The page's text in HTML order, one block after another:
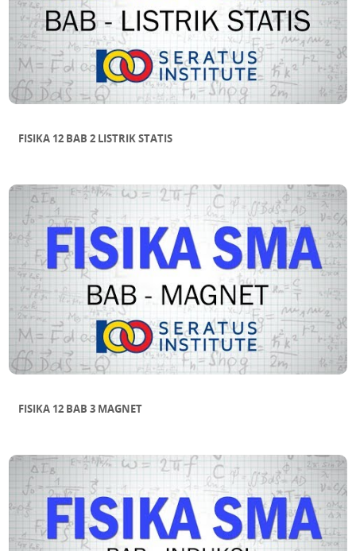
FISIKA 12 BAB 2 LISTRIK STATIS
FISIKA 12 BAB 3 MAGNET